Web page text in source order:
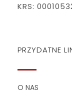
KRS:
PRZYDATNE
O NAS